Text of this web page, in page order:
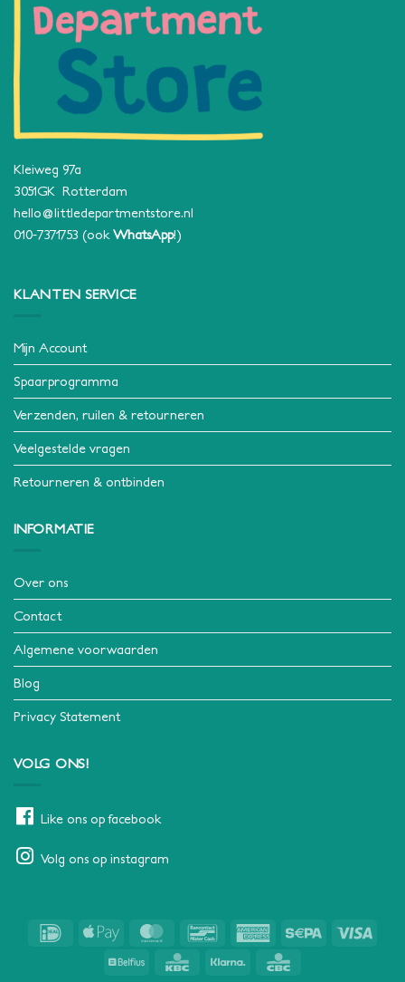
Kleiweg 97a
3051GK Rotterdam
hello@littledepartmentstore.nl
010-7371753 (ook WhatsApp!)
KLANTEN SERVICE
Mijn Account
Spaarprogramma
Verzenden, ruilen & retourneren
Veelgestelde vragen
Retourneren & ontbinden
INFORMATIE
Over ons
Contact
Algemene voorwaarden
Blog
Privacy Statement
VOLG ONS!
Like ons op facebook
Volg ons op instagram
IDeal
Apple
MasterCardBancontact American Sepa
Belfius KBC Klarna